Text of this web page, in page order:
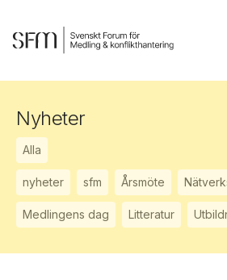
Nyheter
Alla
nyheter sfm Årsmöte
Medlingens dag Litteratur